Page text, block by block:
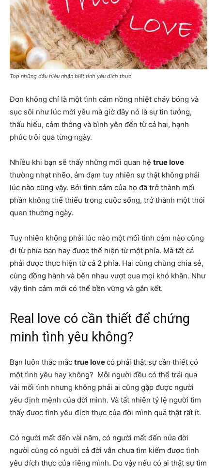
Top những dấu hiệu nhận biết tình yêu đích thực
Đơn không chỉ là một tình cảm nồng nhiệt cháy bỏng và
sục sôi như lúc mới yêu mà giờ đây nó là sự tin tưởng,
thấu hiểu, cảm thông và bình yên đến từ cả hai, hạnh
phúc trôi qua từng ngày.
Nhiều khi bạn sẽ thấy những mối quan hệ true love
thường nhạt nhẽo, ảm đạm tuy nhiên sự thật không phải
lúc nào cũng vậy. Bởi tình cảm của họ đã trở thành mối
phần không thể thiếu trong cuộc sống, trở thành một thói
quen thường ngày.
Tuy nhiên không phải lúc nào một mối tình cảm nào cũng
đi từ phía bạn hay được thể hiện từ một phía. Mà tất cả
phải được thực hiện từ cả 2 phía. Hai cùng chùng chia sẻ,
cùng đồng hành và bên nhau vượt qua mọi khó khăn. Như
vậy tình cảm mới có thể bền vững và gắn kết.
Real love có cần thiết để chứng
minh tình yêu không?
Bạn luôn thắc mắc true lovecó phải thật sự cần thiết có
một tình yêu hay không? Mỗi người đều có thể trải qua
vài mối tình nhưng không phải ai cũng gặp được người
yêu định mệnh của đời mình. Và tất nhiên tỷ lệ người tìm
thấy được tình yêu đích thực của đời mình quả thật rất ít.
Có người mất đến vài năm, có người mất đến nửa đời
người cũng có người cả đời vẫn chưa tìm kiếm được tình
yêu đích thực của riêng mình. Do vậy nếu có ai thật sự tìm